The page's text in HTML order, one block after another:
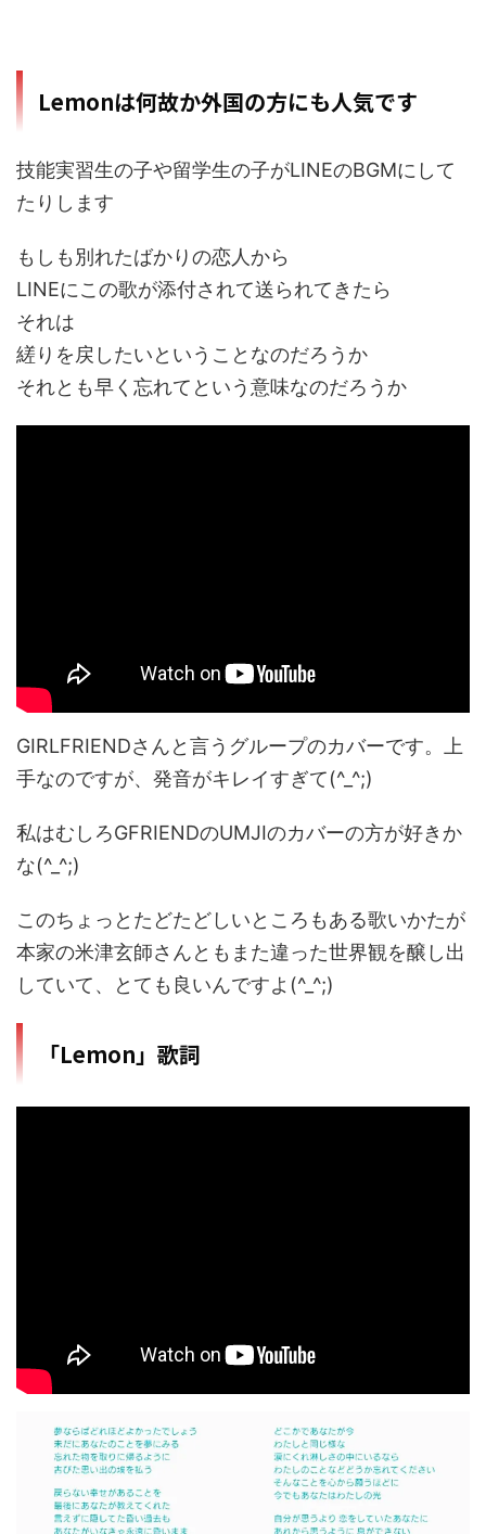
Lemonは何故か外国の方にも人気です
技能実習生の子や留学生の子がLINEのBGMにして
たりします
もしも別れたばかりの恋人から
LINEにこの歌が添付されて送られてきたら
それは
縒りを戻したいということなのだろうか
それとも早く忘れてという意味なのだろうか
GIRLFRIENDさんと言うグループのカバーです。上
手なのですが、発音がキレイすぎて(^_^;)
私はむしろGFRIENDのUMJIのカバーの方が好きか
な(^_^;)
このちょっとたどたどしいところもある歌いかたが
本家の米津玄師さんともまた違った世界観を醸し出
していて、とても良いんですよ(^_^;)
「Lemon」歌詞